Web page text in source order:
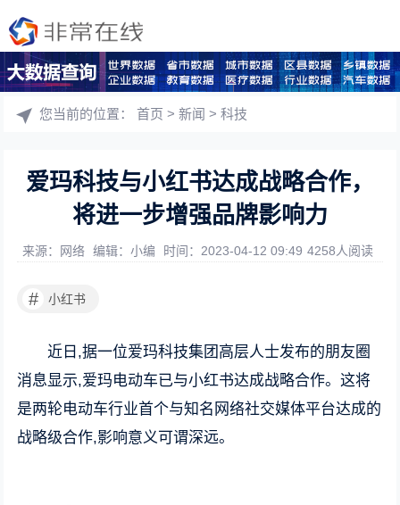
您当前的位置：首页 >新闻 >科技
爱玛科技与小红书达成战略合作，
将进一步增强品牌影响力
来源：网络 编辑：小编 时间：2023-04-12 09:49 4258人阅读
# 小红书
近日,据一位爱玛科技集团高层人士发布的朋友圈
消息显示,爱玛电动车已与小红书达成战略合作。这将
是两轮电动车行业首个与知名网络社交媒体平台达成的
战略级合作,影响意义可谓深远。